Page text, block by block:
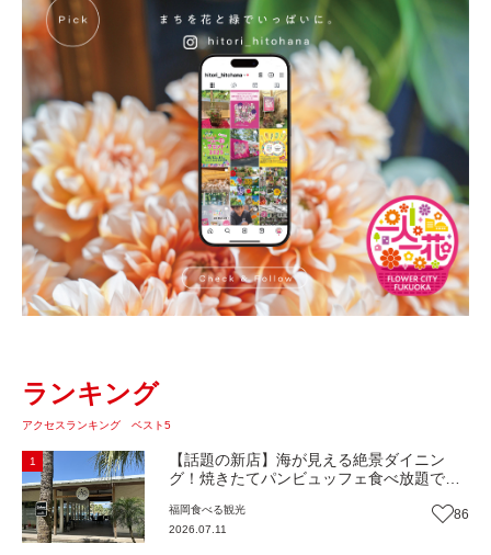
ランキング
アクセスランキング ベスト5
1
【話題の新店】海が見える絶景ダイニン
グ！焼きたてパンビュッフェ食べ放題で大
Beach Cafe』（福岡・糸島市）【まち歩
き】
福岡食べる観光
2026.07.11
86